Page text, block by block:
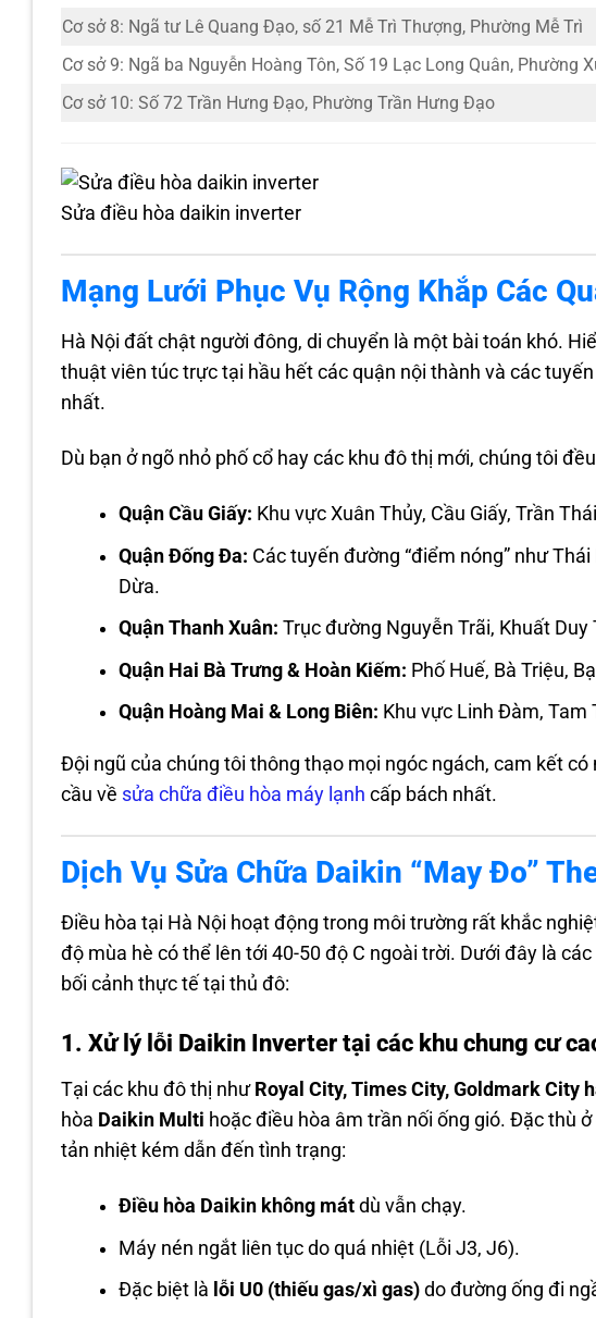
Cơ sở 8: Ngã tư Lê Quang Đạo, số 21 Mễ Trì Thượng, Phường Mễ Trì
Cơ sở 9: Ngã ba Nguyễn Hoàng Tôn, Số 19 Lạc Long Quân, Phường
Cơ sở 10: Số 72 Trần Hưng Đạo, Phường Trần Hưng Đạo
Sửa điều hòa daikin inverter
Mạng Lưới Phục Vụ Rộng Khắp Các
Hà Nội đất chật người đông, di chuyển là một bài toán khó.
thuật viên túc trực tại hầu hết các quận nội thành và các
nhất.
Dù bạn ở ngõ nhỏ phố cổ hay các khu đô thị mới, chúng tôi
Quận Cầu Giấy: Khu vực Xuân Thủy, Cầu Giấy, Trần
Quận Đống Đa: Các tuyến đường “điểm nóng” như
Dừa.
Quận Thanh Xuân: Trục đường Nguyễn Trãi, Khuất Duy
Quận Hai Bà Trưng & Hoàn Kiếm: Phố Huế, Bà Triệu,
Quận Hoàng Mai & Long Biên: Khu vực Linh Đàm, Tam
Đội ngũ của chúng tôi thông thạo mọi ngóc ngách, cam kết có
cầu về sửa chữa điều hòa máy lạnh cấp bách nhất.
Dịch Vụ Sửa Chữa Daikin “May Đo”
Điều hòa tại Hà Nội hoạt động trong môi trường rất khắc
độ mùa hè có thể lên tới 40-50 độ C ngoài trời. Dưới đây là
bối cảnh thực tế tại thủ đô:
1. Xử lý lỗi Daikin Inverter tại các khu chung cư
Tại các khu đô thị như Royal City, Times City, Goldmark City
hòa Daikin Multi hoặc điều hòa âm trần nối ống gió. Đặc thù
tản nhiệt kém dẫn đến tình trạng:
Điều hòa Daikin không mát dù vẫn chạy.
Máy nén ngắt liên tục do quá nhiệt (Lỗi J3, J6).
Đặc biệt là lỗi U0 (thiếu gas/xì gas) do đường ống đi